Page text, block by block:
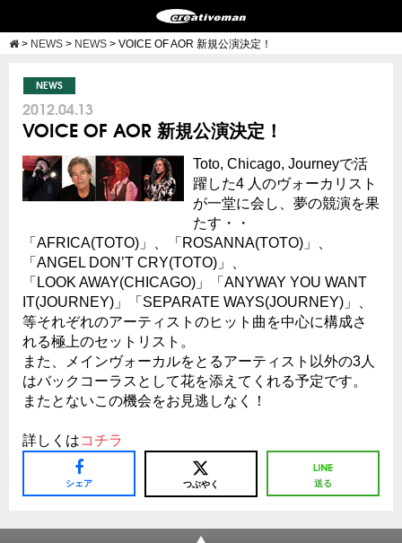
> NEWS > NEWS > VOICE OF AOR 新規公演決定！
NEWS
2012.04.13
VOICE OF AOR 新規公演決定！
Toto, Chicago, Journeyで活
躍した4 人のヴォーカリスト
が一堂に会し、夢の競演を果
たす・・
「AFRICA(TOTO)」、「ROSANNA(TOTO)」、
「ANGEL DON’T CRY(TOTO)」、
「LOOK AWAY(CHICAGO)」「ANYWAY YOU WANT
IT(JOURNEY)」「SEPARATE WAYS(JOURNEY)」、
等それぞれのアーティストのヒット曲を中心に構成さ
れる極上のセットリスト。
また、メインヴォーカルをとるアーティスト以外の3人
はバックコーラスとして花を添えてくれる予定です。
またとないこの機会をお見逃しなく！
詳しくはコチラ
シェア つぶやく 送る